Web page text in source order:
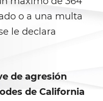
Minor
o a una multa
le declara
de agresión
de California